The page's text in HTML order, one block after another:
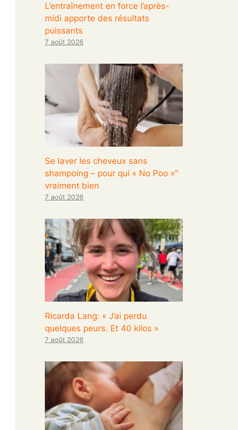
L’entraînement en force l’après-
midi apporte des résultats
puissants
7 août 2026
Se laver les cheveux sans
shampoing – pour qui « No Poo »"
vraiment bien
7 août 2026
Ricarda Lang: « J’ai perdu
quelques peurs. Et 40 kilos »
7 août 2026